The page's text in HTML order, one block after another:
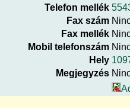
Telefon mellék
Fax szám
Fax mellék
Mobil telefonszám
Hely
Megjegyzés